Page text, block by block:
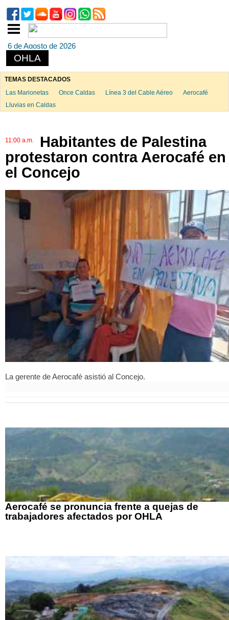
6 de Agosto de 2026
OHLA
TEMAS DESTACADOS
Las Marionetas
Once Caldas Línea 3 del Cable Aéreo
Aerocafé
Lluvias en Caldas
11:00 a.m.
Habitantes de Palestina
protestaron contra Aerocafé en
el Concejo
La gerente de Aerocafé asistió al Concejo.
Aerocafé se pronuncia frente a quejas de
trabajadores afectados por OHLA